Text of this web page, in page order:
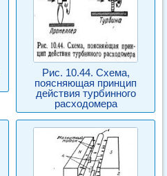
Рис. 10.44. Схема,
поясняющая принцип
действия турбинного
расходомера